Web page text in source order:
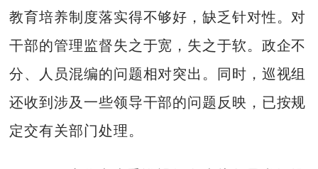
教育培养制度落实得不够好，缺乏针对性。对
干部的管理监督失之于宽，失之于软。政企不
分、人员混编的问题相对突出。同时，巡视组
还收到涉及一些领导干部的问题反映，已按规
定交有关部门处理。